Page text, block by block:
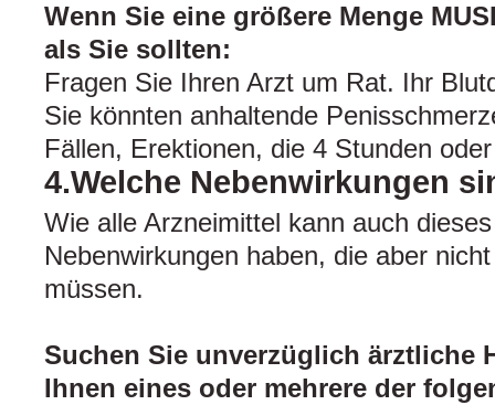
Wenn Sie eine größere Menge
als Sie sollten:
Fragen Sie Ihren Arzt um Rat. Ihr
Sie könnten anhaltende
Fällen, Erektionen, die 4 Stunden
4.Welche Nebenwirkungen
Wie alle Arzneimittel kann auch
Nebenwirkungen haben, die aber
müssen.
Suchen Sie unverzüglich ärztliche
Ihnen eines oder mehrere der